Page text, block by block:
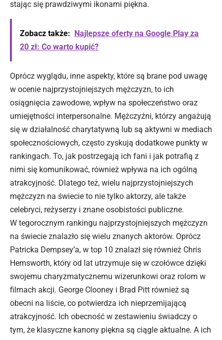
stając się prawdziwymi ikonami piękna.
Zobacz także: Najlepsze oferty na Google Play za
20 zł: Co warto kupić?
Oprócz wyglądu, inne aspekty, które są brane pod uwagę
w ocenie najprzystojniejszych mężczyzn, to ich
osiągnięcia zawodowe, wpływ na społeczeństwo oraz
umiejętności interpersonalne. Mężczyźni, którzy angażują
się w działalność charytatywną lub są aktywni w mediach
społecznościowych, często zyskują dodatkowe punkty w
rankingach. To, jak postrzegają ich fani i jak potrafią z
nimi się komunikować, również wpływa na ich ogólną
atrakcyjność. Dlatego też, wielu najprzystojniejszych
mężczyzn na świecie to nie tylko aktorzy, ale także
celebryci, reżyserzy i znane osobistości publiczne.
W tegorocznym rankingu najprzystojniejszych mężczyzn
na świecie znalazło się wielu znanych aktorów. Oprócz
Patricka Dempsey’a, w top 10 znalazł się również Chris
Hemsworth, który od lat utrzymuje się w czołówce dzięki
swojemu charyzmatycznemu wizerunkowi oraz rolom w
filmach akcji. George Clooney i Brad Pitt również są
obecni na liście, co potwierdza ich nieprzemijającą
atrakcyjność. Ich obecność w zestawieniu świadczy o
tym, że klasyczne kanony piękna są ciągle aktualne. A ich